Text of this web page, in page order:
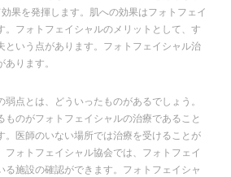
果を発揮します。肌への効果はフォトフェイ
。フォトフェイシャルのメリットとして、す
という点があります。フォトフェイシャル治
ります。
点とは、どういったものがあるでしょう。
ものがフォトフェイシャルの治療であること
。医師のいない場所では治療を受けることが
フォトフェイシャル協会では、フォトフェイ
る施設の確認ができます。フォトフェイシャ